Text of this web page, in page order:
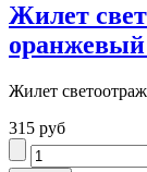
Жилет
Жилет
315 руб